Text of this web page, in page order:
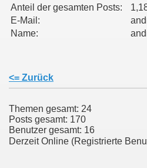
Anteil der gesamten Posts:
E-Mail:
Name:
<= Zurück
Themen gesamt: 24
Posts gesamt: 170
Benutzer gesamt: 16
Derzeit Online (Registrierte